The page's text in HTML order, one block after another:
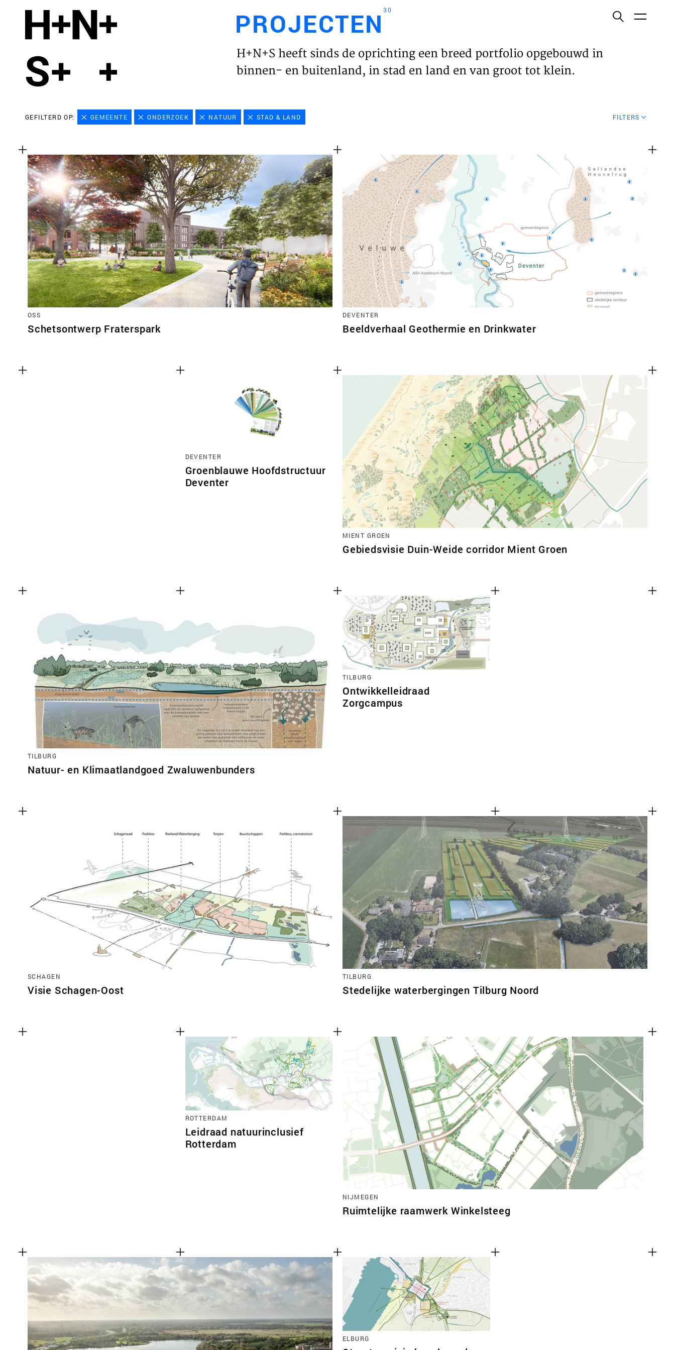
HOME
VISIE
NIEUWS
TEAM
CONTACT
PROJECTEN30
H+N+S heeft sinds de oprichting een breed portfolio opgebouwd in
binnen- en buitenland, in stad en land en van groot tot klein.
GEFILTERD OP: GEMEENTE ONDERZOEK NATUUR STAD & LAND FILTERS
OSS
Schetsontwerp Fraterspark
DEVENTER
Beeldverhaal Geothermie en Drinkwater
DEVENTER
Groenblauwe Hoofdstructuur
Deventer
MIENT GROEN
Gebiedsvisie Duin-Weide corridor Mient Groen
TILBURG
Natuur- en Klimaatlandgoed Zwaluwenbunders
TILBURG
Ontwikkelleidraad
Zorgcampus
SCHAGEN
Visie Schagen-Oost
TILBURG
Stedelijke waterbergingen Tilburg Noord
ROTTERDAM
Leidraad natuurinclusief
Rotterdam
NIJMEGEN
Ruimtelijke raamwerk Winkelsteeg
ELBURG